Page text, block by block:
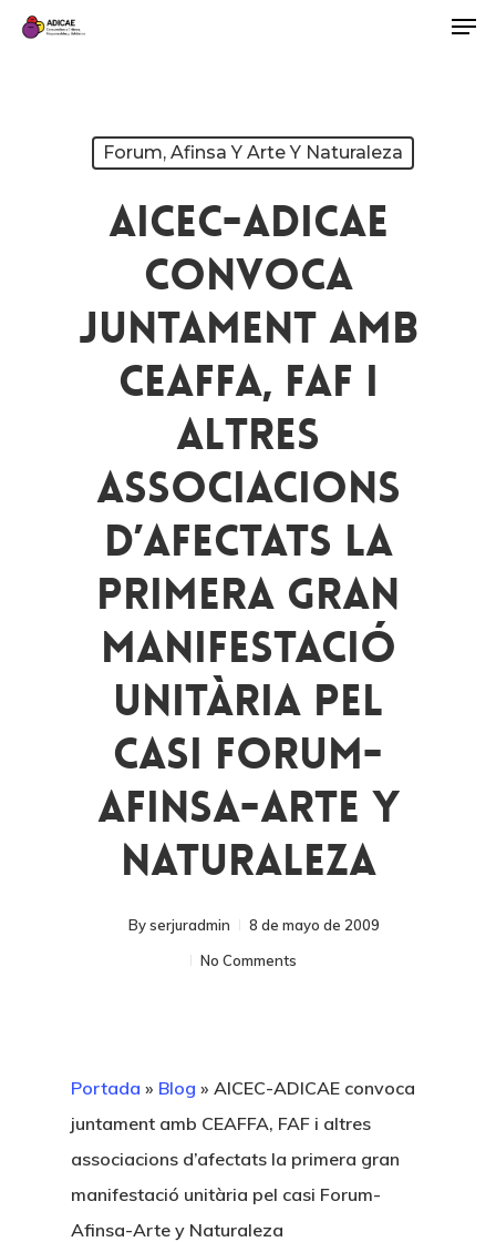
Forum, Afinsa Y Arte Y Naturaleza
AICEC-ADICAE
Convoca
Juntament Amb
CEAFFA, FAF I
Altres
Associacions
D’afectats La
Primera Gran
Manifestació
Unitària Pel
Casi Forum-
Afinsa-Arte Y
Naturaleza
Byserjuradmin
8 de mayo de 2009
No Comments
Portada » Blog » AICEC-ADICAE convoca
juntament amb CEAFFA, FAF i altres
associacions d’afectats la primera gran
manifestació unitària pel casi Forum-
Afinsa-Arte y Naturaleza